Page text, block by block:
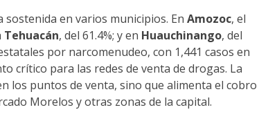
en varios municipios. En Amozoc, el
Tehuacán, del 61.4%; y en Huauchinango, del
por narcomenudeo, con 1,441 casos en
crítico para las redes de venta de drogas. La
los puntos de venta, sino que alimenta el cobro
Morelos y otras zonas de la capital.